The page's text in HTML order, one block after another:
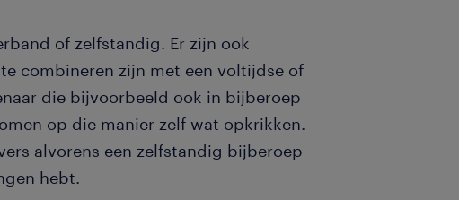
of zelfstandig. Er zijn ook
combineren zijn met een voltijdse of
die bijvoorbeeld ook in bijberoep
op die manier zelf wat opkrikken.
alvorens een zelfstandig bijberoep
hebt.